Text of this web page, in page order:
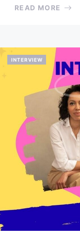
READ MORE
INTERVIEW